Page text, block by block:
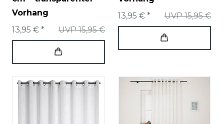
Vorhang
UVP 15,95 €
13,95 € *
UVP 15,95 €
13,95 € *